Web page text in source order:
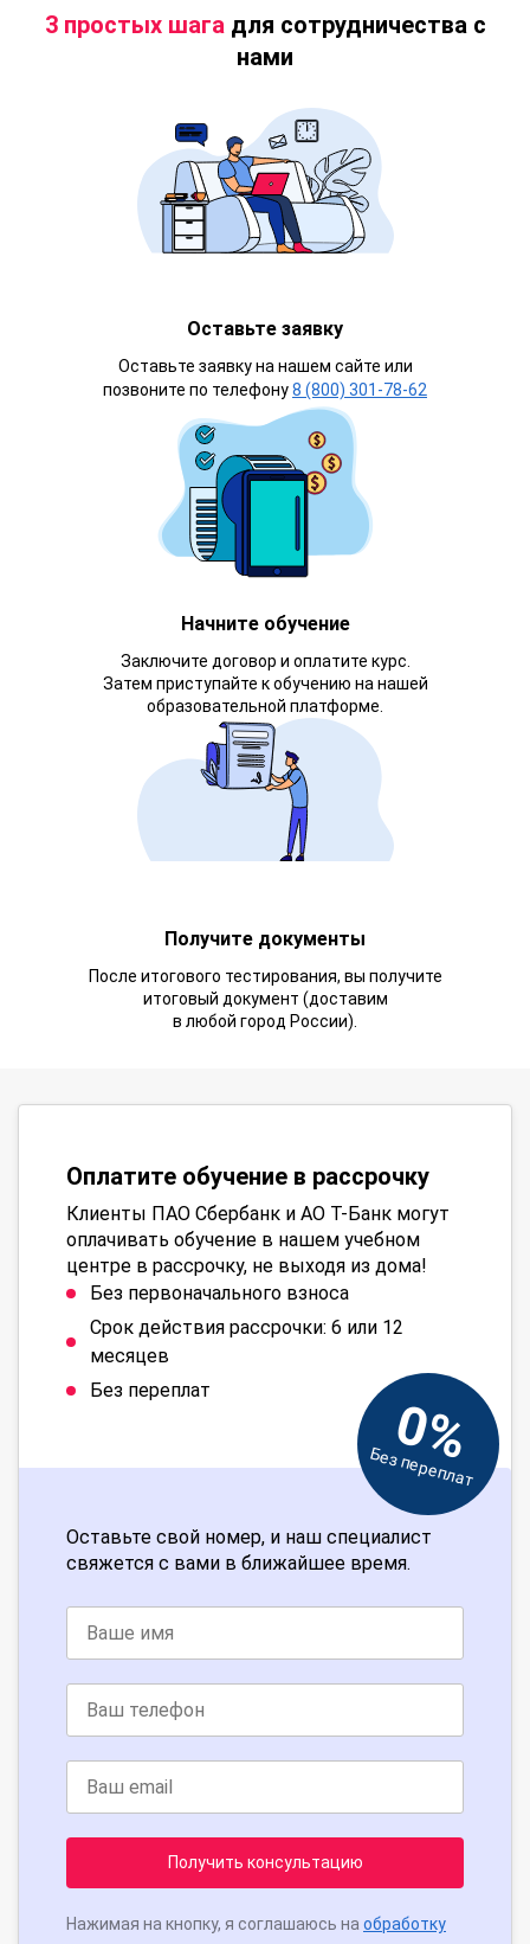
3 простых шагадля сотрудничества с
нами
Оставьте заявку
Оставьте заявку на нашем сайте или
позвоните по телефону8 (800) 301-78-62
Начните обучение
Заключите договор и оплатите курс.
Затем приступайте к обучению на нашей
образовательной платформе.
Получите документы
После итогового тестирования, вы получите
итоговый документ (доставим
в любой город России).
Оплатите обучение в рассрочку
Клиенты ПАО Сбербанк и АО Т-Банк могут
оплачивать обучение в нашем учебном
центре в рассрочку, не выходя из дома!
Без первоначального взноса
Срок действия рассрочки: 6 или 12
месяцев
Без переплат
0%
Без переплат
Оставьте свой номер, и наш специалист
свяжется с вами в ближайшее время.
Получить консультацию
Нажимая на кнопку, я соглашаюсь на обработку